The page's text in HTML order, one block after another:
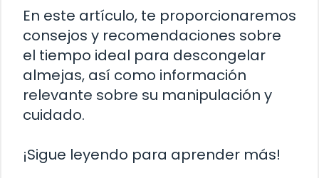
En este artículo, te proporcionaremos
consejos y recomendaciones sobre
el tiempo ideal para descongelar
almejas, así como información
relevante sobre su manipulación y
cuidado.
¡Sigue leyendo para aprender más!